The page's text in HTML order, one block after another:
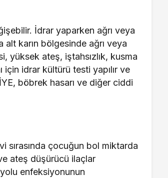
İdrar yaparken ağrı veya
alt karın bölgesinde ağrı veya
yüksek ateş, iştahsızlık, kusma
idrar kültürü testi yapılır ve
böbrek hasarı ve diğer ciddi
sırasında çocuğun bol miktarda
ateş düşürücü ilaçlar
enfeksiyonunun